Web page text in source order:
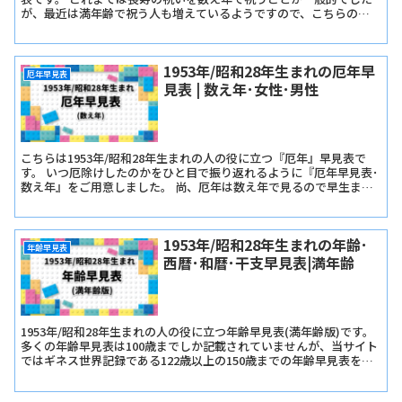
が、最近は満年齢で祝う人も増えているようですので、こちらの早
年齢版』をご用意しました。
厄年早見表
1953年/昭和28年生まれの厄年早
見表 | 数え年･女性･男性
こちらは1953年/昭和28年生まれの人の役に立つ『厄年』早見表で
す。 いつ厄除けしたのかをひと目で振り返れるように『厄年早見表･
数え年』をご用意しました。 尚、厄年は数え年で見るので早生まれ
年齢早見表
1953年/昭和28年生まれの年齢･
西暦･和暦･干支早見表|満年齢
1953年/昭和28年生まれの人の役に立つ年齢早見表(満年齢版)です。
多くの年齢早見表は100歳までしか記載されていませんが、当サイト
ではギネス世界記録である122歳以上の150歳までの年齢早見表を記